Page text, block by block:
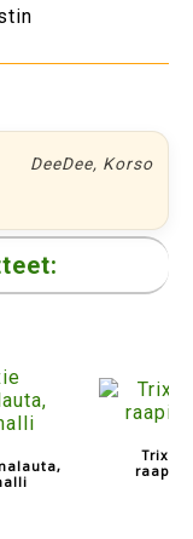
DeeDee, Korso
Trixie